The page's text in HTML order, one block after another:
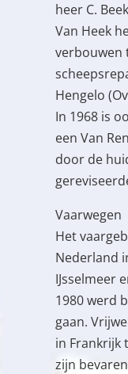
heer C.
Van Heek
verbouwen
Hengelo
In 1968 is
een Van
door de
Vaarwegen
Het
Nederland
IJsselmeer
1980 werd
gaan.
in Frankrijk
zijn